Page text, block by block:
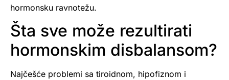
hormonsku ravnotežu.
Šta sve može rezultirati
hormonskim disbalansom?
Najčešće problemi sa tiroidnom, hipofiznom i